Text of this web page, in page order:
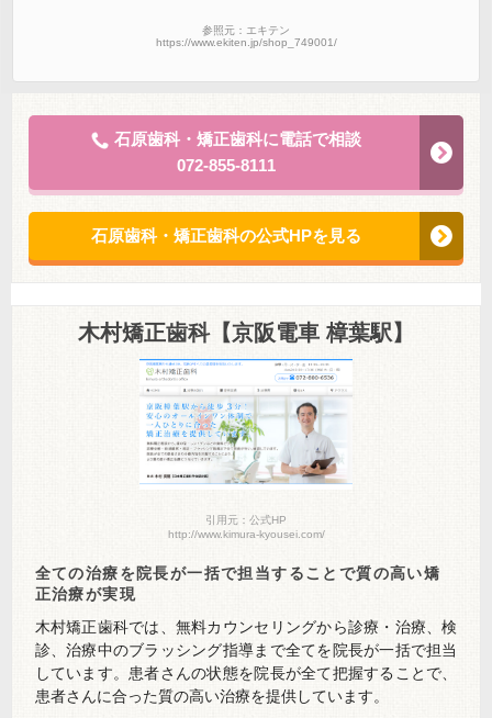
参照元：エキテン
https://www.ekiten.jp/shop_749001/
石原歯科・矯正歯科に電話で相談
072-855-8111
石原歯科・矯正歯科の公式HPを見る
木村矯正歯科【京阪電車 樟葉駅】
引用元：公式HP
http://www.kimura-kyousei.com/
全ての治療を院長が一括で担当することで質の高い矯
正治療が実現
木村矯正歯科では、無料カウンセリングから診療・治療、検
診、治療中のブラッシング指導まで全てを院長が一括で担当
しています。患者さんの状態を院長が全て把握することで、
患者さんに合った質の高い治療を提供しています。